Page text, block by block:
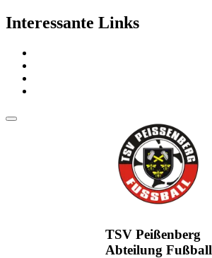
Interessante Links
TSV Peißenberg
Abteilung Fußball